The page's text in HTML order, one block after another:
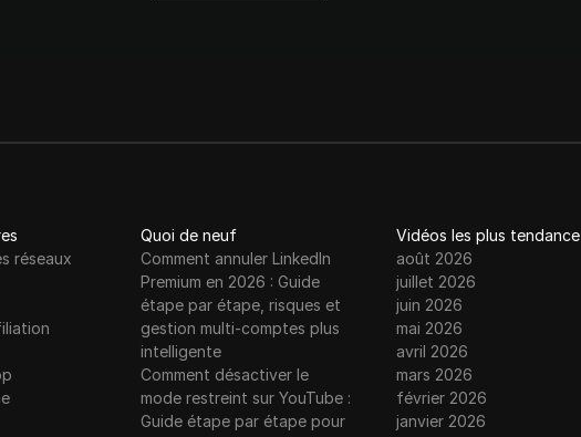
réseaux
Quoi de neuf
Comment annuler LinkedIn
Premium en 2026 : Guide
étape par étape, risques et
gestion multi-comptes plus
intelligente
Comment désactiver le
mode restreint sur YouTube :
Guide étape par étape pour
Vidéos les plus tendance
août 2026
juillet 2026
juin 2026
mai 2026
avril 2026
mars 2026
février 2026
janvier 2026